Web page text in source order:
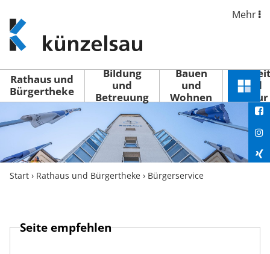
www.kuenzelsau.de
(zur
Startseite)
Mehr
Rathaus und
Bürgertheke
Bildung
und
Betreuung
Bauen
und
Wohnen
Freizeit
und
Kultur
Menü
Start › Rathaus und Bürgertheke › Bürgerservice
Seite empfehlen